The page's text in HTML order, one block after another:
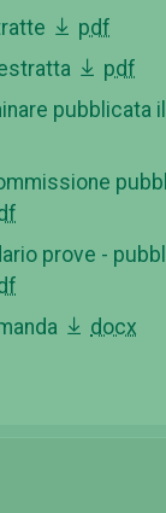
pdf
pdf
pubblicata
prove -
docx